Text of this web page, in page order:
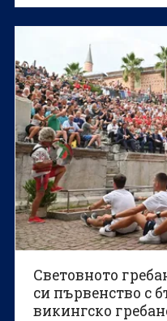
първенство по
състезателка Сонита
рекорд.
Световното
си първенство с
викингско